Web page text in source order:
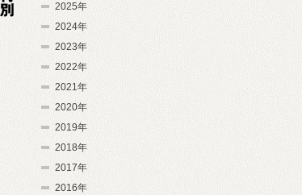
2025年
2024年
2023年
2022年
2021年
2020年
2019年
2018年
2017年
2016年